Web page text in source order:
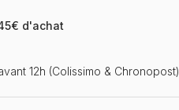
d'achat
12h (Colissimo & Chronopost)